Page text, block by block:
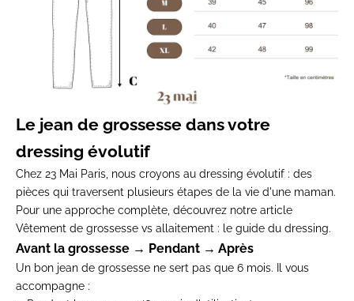
Le jean de grossesse dans votre
dressing évolutif
Chez 23 Mai Paris, nous croyons au dressing évolutif : des
pièces qui traversent plusieurs étapes de la vie d'une maman.
Pour une approche complète, découvrez notre article
Vêtement de grossesse vs allaitement : le guide du dressing.
Avant la grossesse → Pendant → Après
Un bon jean de grossesse ne sert pas que 6 mois. Il vous
accompagne :